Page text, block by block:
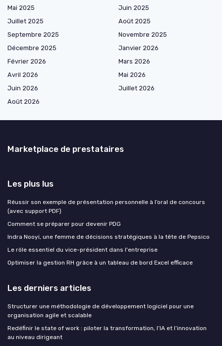
Mai 2025
Juin 2025
Juillet 2025
Août 2025
Septembre 2025
Novembre 2025
Décembre 2025
Janvier 2026
Février 2026
Mars 2026
Avril 2026
Mai 2026
Juin 2026
Juillet 2026
Août 2026
Marketplace de prestataires
Les plus lus
Réussir son exemple de présentation personnelle à l’oral de concours
(avec support PDF)
Comment se préparer pour devenir PDG
Indra Nooyi, une femme de décisions stratégiques à la tête de Pepsico
Le rôle essentiel du vice-président dans l'entreprise
Optimiser la gestion RH grâce à un tableau de bord Excel efficace
Les derniers articles
Structurer une méthodologie de développement logiciel pour une
organisation agile et scalable
Redéfinir le state of work : piloter la transformation, l’IA et l’innovation
au niveau dirigeant